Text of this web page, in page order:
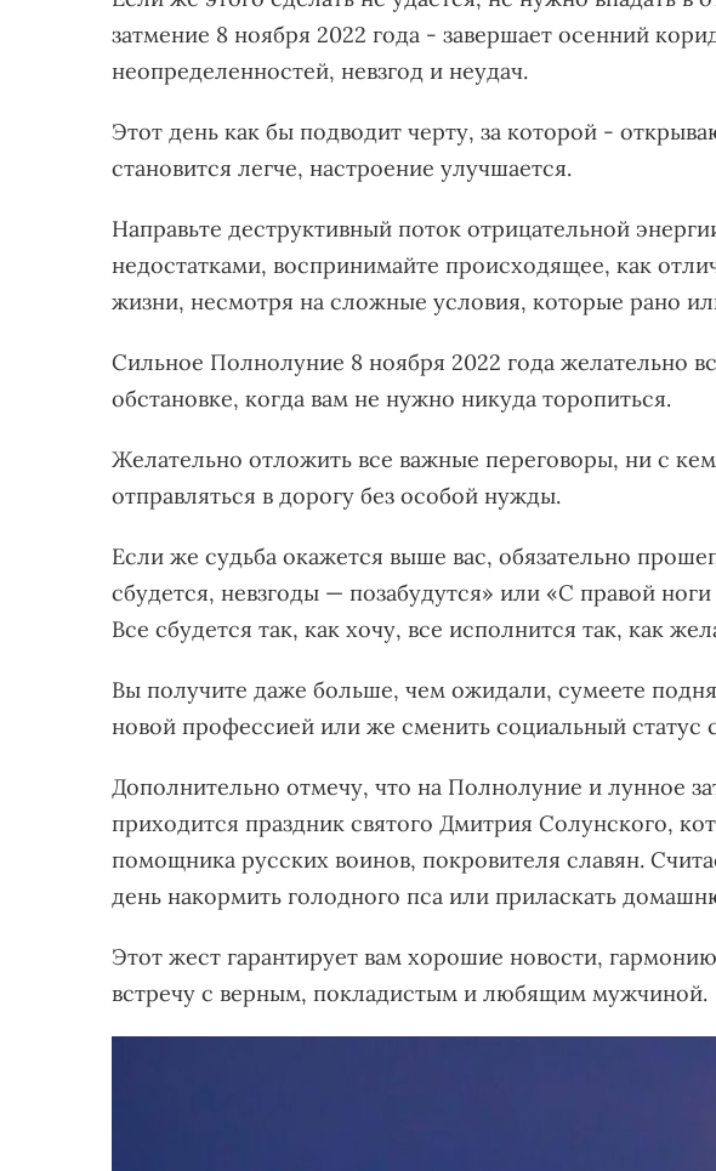
затмение 8 ноября 2022 года - завершает осенний
неопределенностей, невзгод и неудач.
Этот день как бы подводит черту, за которой -
становится легче, настроение улучшается.
Направьте деструктивный поток отрицательной
недостатками, воспринимайте происходящее, как
жизни, несмотря на сложные условия, которые рано
Сильное Полнолуние 8 ноября 2022 года желательно
обстановке, когда вам не нужно никуда торопиться.
Желательно отложить все важные переговоры, ни с
отправляться в дорогу без особой нужды.
Если же судьба окажется выше вас, обязательно
сбудется, невзгоды — позабудутся» или «С правой
Все сбудется так, как хочу, все исполнится так, как
Вы получите даже больше, чем ожидали, сумеете
новой профессией или же сменить социальный статус
Дополнительно отмечу, что на Полнолуние и лунное
приходится праздник святого Дмитрия Солунского,
помощника русских воинов, покровителя славян.
день накормить голодного пса или приласкать
Этот жест гарантирует вам хорошие новости,
встречу с верным, покладистым и любящим мужчиной.